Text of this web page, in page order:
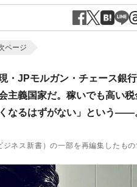
ページ
・JPモルガン・チェース銀
主義国家だ。稼いでも高い
なるはずがない」という――
ジネス新書）の一部を再編集したもの